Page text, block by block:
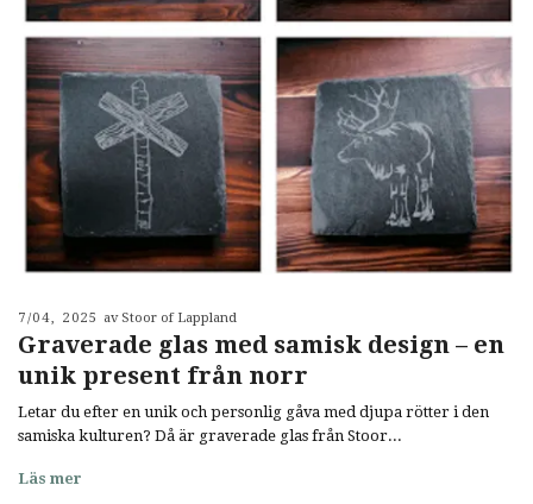
7/04, 2025 av Stoor of Lappland
Graverade glas med samisk design – en
unik present från norr
Letar du efter en unik och personlig gåva med djupa rötter i den
samiska kulturen? Då är graverade glas från Stoor...
Läs mer